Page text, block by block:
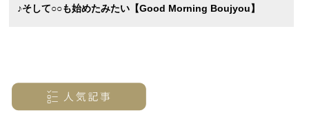
♪そして○○も始めたみたい【Good Morning Boujyou】